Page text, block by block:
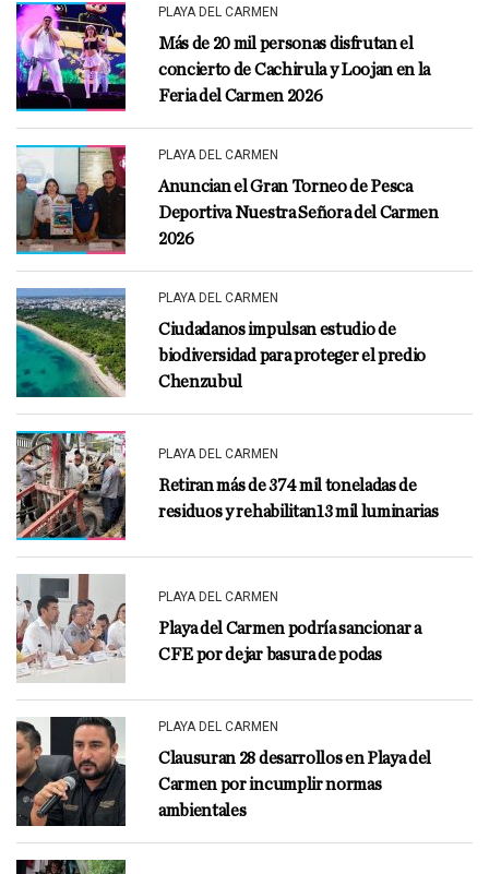
PLAYA DEL CARMEN
Más de 20 mil personas disfrutan el
concierto de Cachirula y Loojan en la
Feria del Carmen 2026
PLAYA DEL CARMEN
Anuncian el Gran Torneo de Pesca
Deportiva Nuestra Señora del Carmen
2026
PLAYA DEL CARMEN
Ciudadanos impulsan estudio de
biodiversidad para proteger el predio
Chenzubul
PLAYA DEL CARMEN
Retiran más de 374 mil toneladas de
residuos y rehabilitan13 mil luminarias
PLAYA DEL CARMEN
Playa del Carmen podría sancionar a
CFE por dejar basura de podas
PLAYA DEL CARMEN
Clausuran 28 desarrollos en Playa del
Carmen por incumplir normas
ambientales